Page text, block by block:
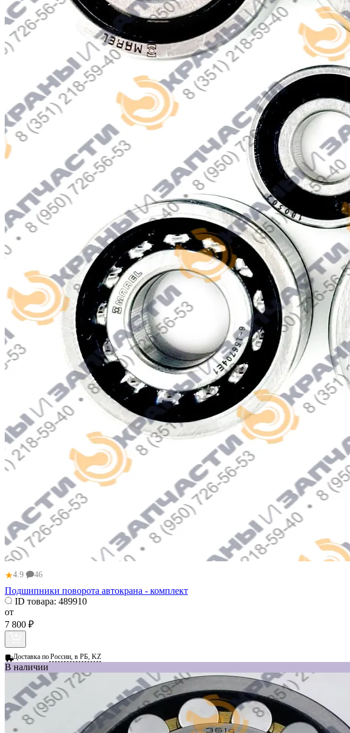
★4.9 46
Подшипники поворота автокрана - комплект
ID товара: 489910
от
7 800 ₽
Доставка поРоссии, в РБ, KZ
В наличии